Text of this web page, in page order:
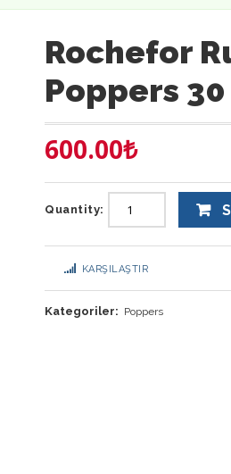
Rochefor
Poppers 30
600.00₺
Quantity:
KARŞILAŞTIR
Kategoriler: Poppers